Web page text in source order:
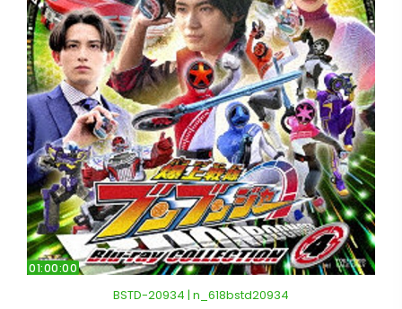
01:00:00
BSTD-20934 | n_618bstd20934